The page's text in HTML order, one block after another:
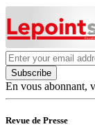
Subscribe
En vous abonnant,
Revue de Presse